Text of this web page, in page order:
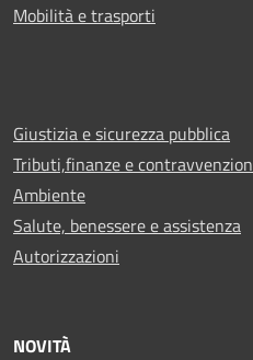
Mobilità e trasporti
Giustizia e sicurezza pubblica
Tributi,finanze e
Ambiente
Salute, benessere e assistenza
Autorizzazioni
NOVITÀ